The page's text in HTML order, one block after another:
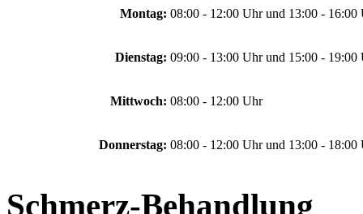
Montag: 08:00 - 12:00 Uhr und 13:00 - 16:00
Dienstag: 09:00 - 13:00 Uhr und 15:00 - 19:00
Mittwoch: 08:00 - 12:00 Uhr
Donnerstag: 08:00 - 12:00 Uhr und 13:00 - 18:00
Schmerz-Behandlung